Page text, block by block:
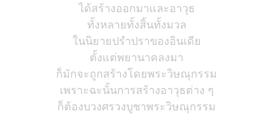
ได้สร้างออกมาและอาวุธ
ทั้งหลายทั้งสิ้นทั้งมวล
ในนิยายปรำปราของอินเดีย
ตั้งแต่พยานาคลงมา
ก็มักจะถูกสร้างโดยพระวิษณุกรรม
เพราะฉะนั้นการสร้างอาวุธต่าง ๆ
ก็ต้องบวงศรวงบูชาพระวิษณุกรรม